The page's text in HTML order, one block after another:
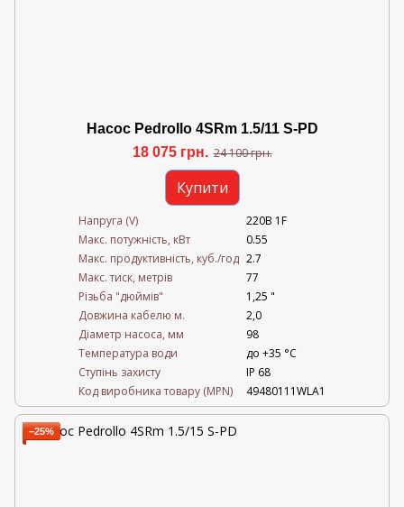
Насос Pedrollo 4SRm 1.5/11 S-PD
18 075 грн. 24 100 грн.
Купити
Напруга (V)
220В 1F
Mакс. потужність, кВт
0.55
Mакс. продуктивність, куб./год 2.7
Maкс. тиск, метрів
77
Різьба "дюймів"
1,25 "
Довжина кабелю м.
2,0
Діаметр насоса, мм
98
Температура води
до +35 °C
Ступінь захисту
IP 68
Код виробника товару (MPN)
49480111WLA1
−25%